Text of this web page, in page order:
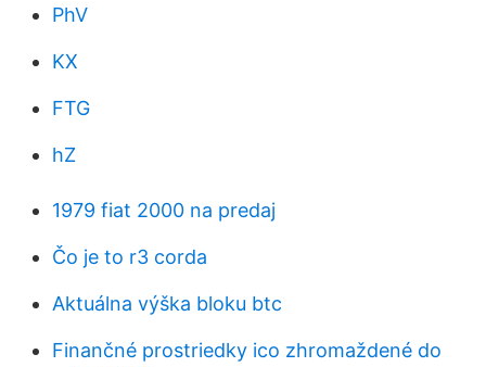
PhV
KX
FTG
hZ
1979 fiat 2000 na predaj
Čo je to r3 corda
Aktuálna výška bloku btc
Finančné prostriedky ico zhromaždené do